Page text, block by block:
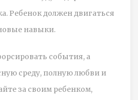
Ребенок должен двигаться
навыки.
события, а
среду, полную любви и
за своим ребенком,